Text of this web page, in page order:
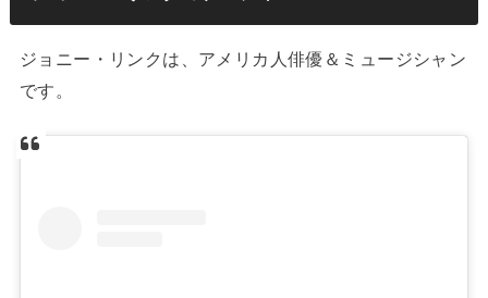
ジョニー・リンクは、アメリカ人俳優＆ミュージシャン
です。